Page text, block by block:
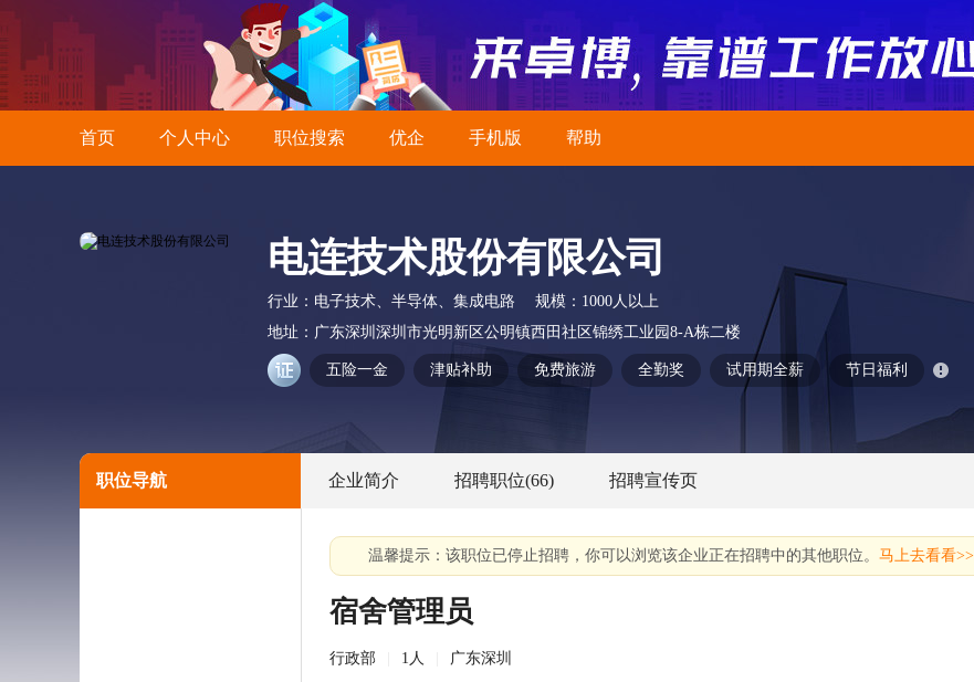
首页 个人中心 职位搜索 优企 手机版 帮助
电连技术股份有限公司
行业： 电子技术、半导体、集成电路 规模： 1000人以上
地址： 广东深圳深圳市光明新区公明镇西田社区锦绣工业园8-A栋二楼
五险一金 津贴补助 免费旅游 全勤奖 试用期全薪 节日福利
职位导航 企业简介 招聘职位(66) 招聘宣传页
温馨提示：该职位已停止招聘，你可以浏览该企业正在招聘中的其他职位。 马上去看看>>
宿舍管理员
行政部 1人
广东深圳